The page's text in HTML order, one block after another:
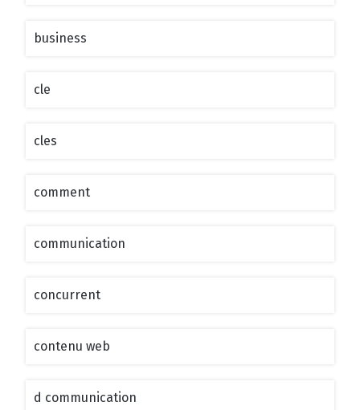
business
cle
cles
comment
communication
concurrent
contenu web
d communication